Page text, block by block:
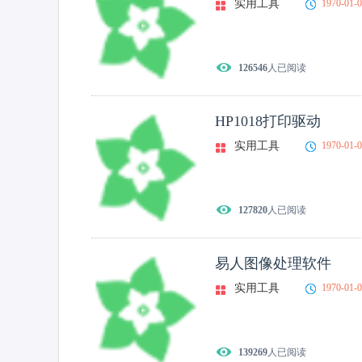
实用工具 1970-01-
126546人已阅读
HP1018打印驱动
实用工具 1970-01-
127820人已阅读
易人图像处理软件
实用工具 1970-01-
139269人已阅读